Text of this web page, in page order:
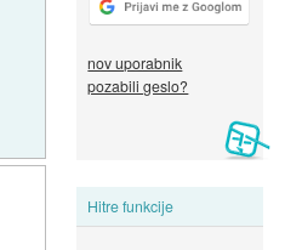
nov uporabnik
pozabili geslo?
Hitre funkcije